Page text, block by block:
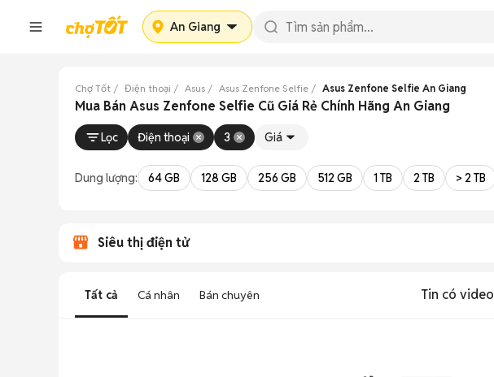
An Giang
Chợ Tốt Điện thoại Asus Asus Zenfone Selfie Asus Zenfone Selfie An Giang
Mua Bán Asus Zenfone Selfie Cũ Giá Rẻ Chính Hãng An Giang
Lọc Điện thoại 3 Giá
Dung lượng: 64 GB 128 GB 256 GB 512 GB 1 TB 2 TB > 2 TB
Siêu thị điện tử
Tất cả Cá nhân Bán chuyên Tin có video